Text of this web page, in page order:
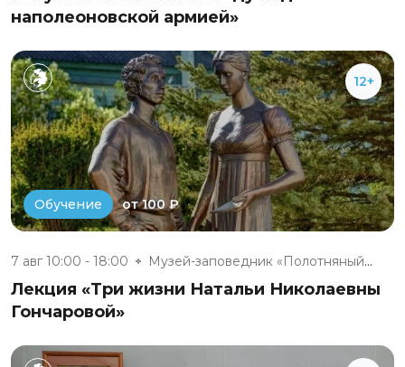
наполеоновской армией»
12+
Обучение от 100 ₽
7 авг 10:00 - 18:00 Музей-заповедник «Полотняный З...
Лекция «Три жизни Натальи Николаевны
Гончаровой»